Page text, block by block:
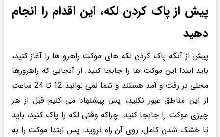
پیش از پاک کردن لکه، این اقدام را انجام
دهید
پیش از آنکه پاک کردن لکه های موکت راهرو ها را آغاز کنید،
باید ابتدا این موکت ها را جابجا کنید. از آنجایی که راهرورها
محلی پر رفت و آمد هستند و شما نمی توانید 12 تا 24 ساعت
از این مناطق عبور نکنید، پس پیشنهاد می کنیم قبل از هر
چیزی موکت را جابجا کنید. چراکه وقتی لکه را پاک کنید، باید
تا خشک شدن کامل، روی آن راه نروید. پس ابتدا موکت را به